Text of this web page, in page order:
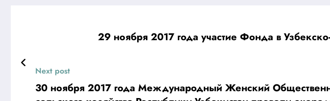
29 ноября 2017 года участие Фонда в
Next post
30 ноября 2017 года Международный Женский Общественный Фонд